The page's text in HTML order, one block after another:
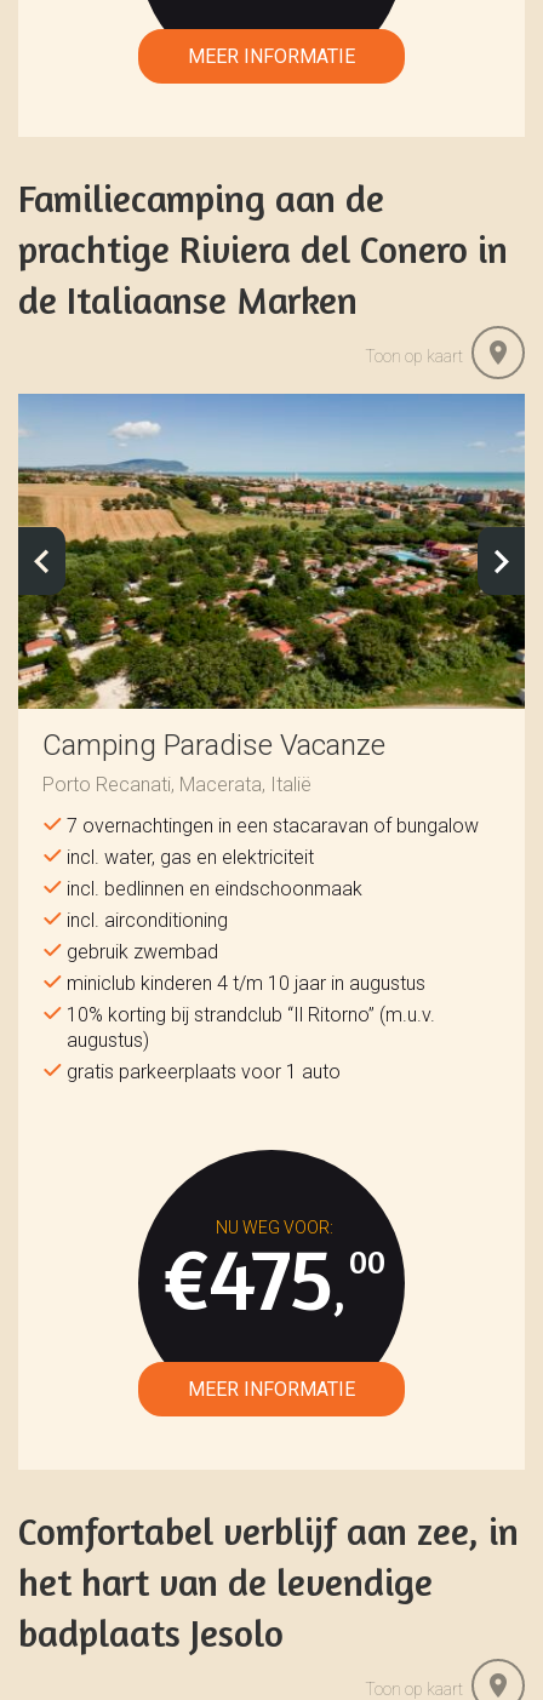
Familiecamping aan de
prachtige Riviera del Conero in
de Italiaanse Marken
Toon op kaart
Camping Paradise Vacanze
Porto Recanati, Macerata, Italië
7 overnachtingen in een stacaravan of bungalow
incl. water, gas en elektriciteit
incl. bedlinnen en eindschoonmaak
incl. airconditioning
gebruik zwembad
miniclub kinderen 4 t/m 10 jaar in augustus
10% korting bij strandclub “Il Ritorno” (m.u.v.
augustus)
gratis parkeerplaats voor 1 auto
€475,
00
Comfortabel verblijf aan zee, in
het hart van de levendige
badplaats Jesolo
Toon op kaart